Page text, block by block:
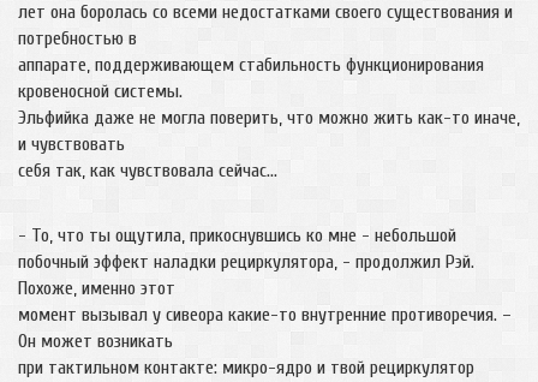
лет она боролась со всеми недостатками своего существования и
потребностью в
аппарате, поддерживающем стабильность функционирования
кровеносной системы.
Эльфийка даже не могла поверить, что можно жить как-то иначе,
и чувствовать
себя так, как чувствовала сейчас…
- То, что ты ощутила, прикоснувшись ко мне - небольшой
побочный эффект наладки рециркулятора, - продолжил Рэй.
Похоже, именно этот
момент вызывал у сивеора какие-то внутренние противоречия. –
Он может возникать
при тактильном контакте: микро-ядро и твой рециркулятор